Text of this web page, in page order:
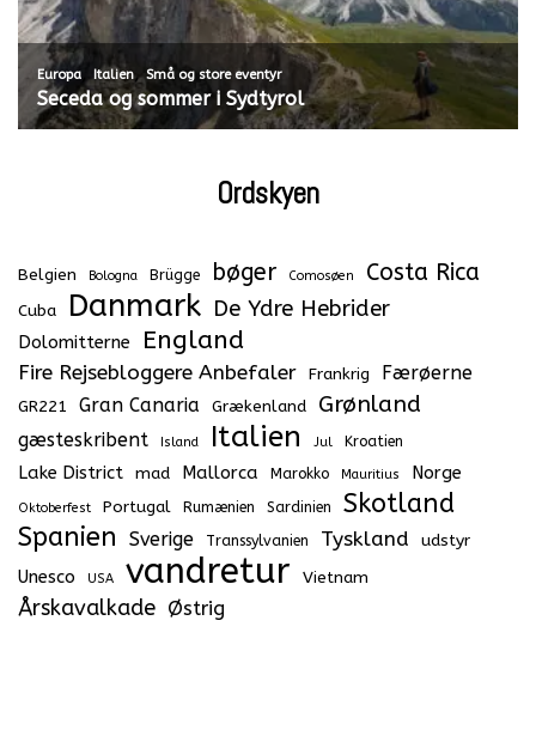
Europa, Italien,Små og store eventyr
Seceda og sommer i Sydtyrol
Ordskyen
Belgien Bologna Brügge bøger Comosøen Costa Rica
Cuba Danmark De Ydre Hebrider
Dolomitterne England
Fire Rejsebloggere Anbefaler Frankrig Færøerne
GR221 Gran Canaria Grækenland Grønland
gæsteskribent Island Italien Jul Kroatien
Lake District mad Mallorca Marokko Mauritius Norge
Oktoberfest Portugal Rumænien Sardinien
Skotland
Spanien
Sverige Transsylvanien Tyskland udstyr
Unesco USA vandretur Vietnam
Årskavalkade Østrig